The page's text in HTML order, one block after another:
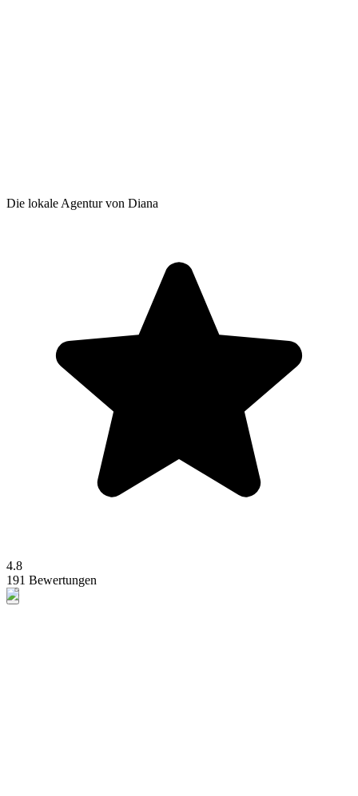
Die lokale Agentur von Diana
4.8
191 Bewertungen